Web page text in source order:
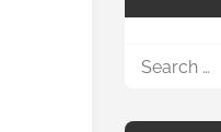
Search